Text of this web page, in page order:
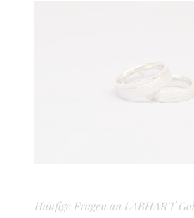
Häufige Fragen an LABHART